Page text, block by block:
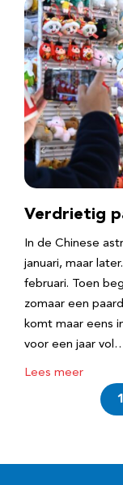
Verdrietig
In de Chinese
januari, maar
februari. Toen
zomaar een
komt maar eens
voor een jaar
Lees meer
1